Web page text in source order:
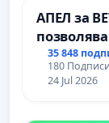
АПЕЛ за
Радев да
правата
35 848
180
24 Jul 2026